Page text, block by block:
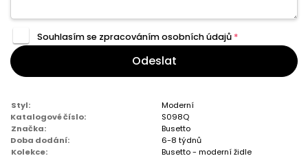
Souhlasím se zpracovánímosobních údajů *
Odeslat
Styl:
Moderní
Katalogové číslo:
S098Q
Značka:
Busetto
Doba dodání:
6-8 týdnů
Kolekce:
Busetto - moderní židle